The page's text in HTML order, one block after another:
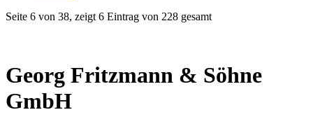
Seite 6 von 38, zeigt 6 Eintrag von 228 gesamt
Georg Fritzmann & Söhne
GmbH